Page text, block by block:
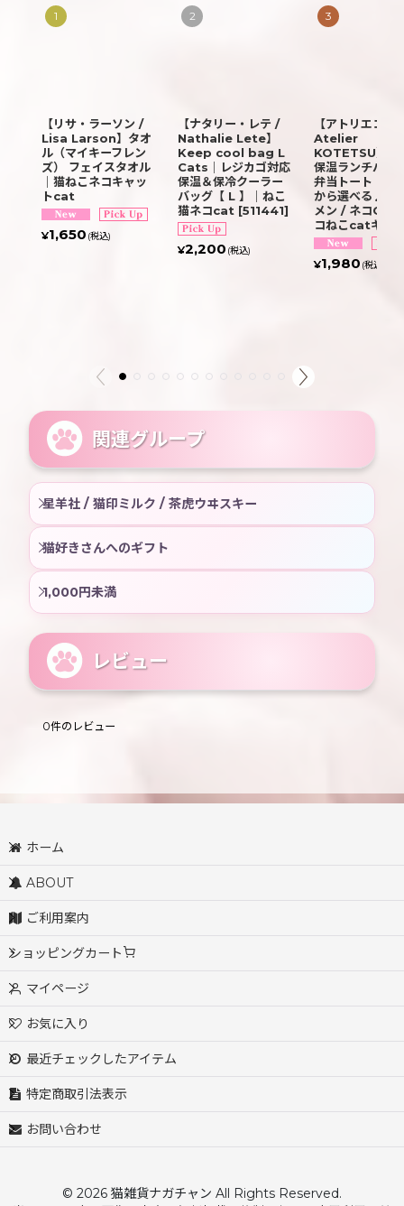
1
【リサ・ラーソン /
Lisa Larson】タオ
ル（マイキーフレン
ズ） フェイスタオル
｜猫ねこネコキャッ
トcat
¥1,650 (税込)
2
【ナタリー・レテ /
Nathalie Lete】
Keep cool bag L
Cats｜レジカゴ対応
保温＆保冷クーラー
バッグ【 L 】｜ねこ
猫ネコcat [511441]
¥2,200 (税込)
3
【アトリエコテ
Atelier
KOTETSU】保
保温ランチバッ
弁当トート｜２
から選べる♪ ブ
メン / ネコGR
コねこcatキャ
¥1,980 (税込)
関連グループ
星羊社 / 猫印ミルク / 茶虎ウヰスキー
猫好きさんへのギフト
1,000円未満
レビュー
0件のレビュー
ホーム
ABOUT
ご利用案内
ショッピングカート
マイページ
お気に入り
最近チェックしたアイテム
特定商取引法表示
お問い合わせ
© 2026 猫雑貨ナガチャン All Rights Reserved.